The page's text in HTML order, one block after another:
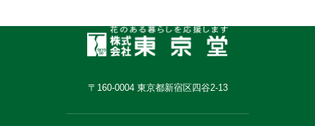
〒160-0004 東京都新宿区四谷2-13